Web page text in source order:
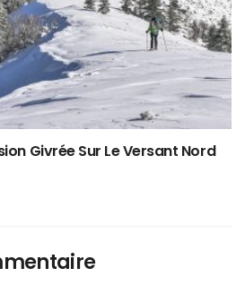
Givrée Sur Le Versant Nord